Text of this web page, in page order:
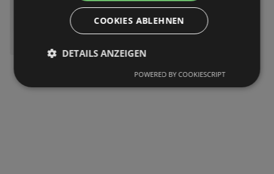
COOKIES ABLEHNEN
DETAILS ANZEIGEN
POWERED BY COOKIESCRIPT